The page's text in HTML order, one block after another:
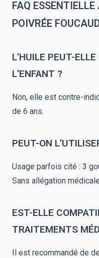
FAQ
POIVRÉE
L’HUILE PEUT-
L’ENFANT ?
Non, elle est contre-
de 6 ans.
PEUT-ON
Usage parfois cité : 3
Sans allégation
EST-ELLE
TRAITEMENTS
Il est recommandé de